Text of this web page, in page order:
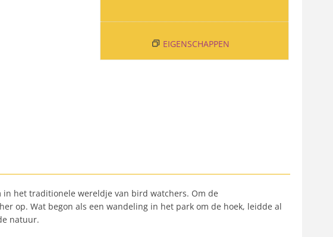
EIGENSCHAPPEN
in het traditionele wereldje van bird watchers. Om de
op. Wat begon als een wandeling in het park om de hoek, leidde al
natuur.